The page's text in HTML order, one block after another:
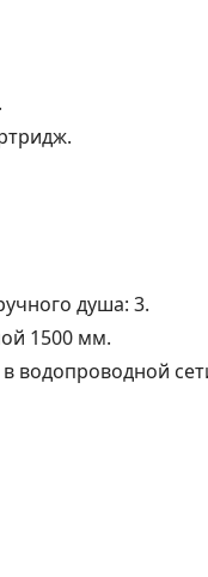
душа: 3.
1500 мм.
водопроводной